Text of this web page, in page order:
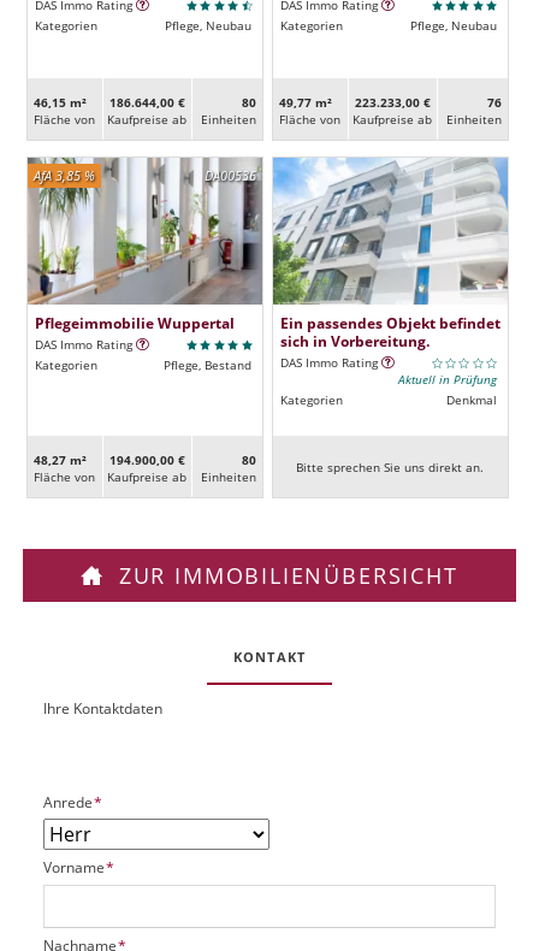
DAS Immo Rating
Kategorien
Pflege, Neubau
46,15 m²
Fläche von
186.644,00 €
Kaufpreise ab
80
Ein­heiten
DAS Immo Rating
Kategorien
Pflege, Neubau
49,77 m²
Fläche von
223.233,00 €
Kaufpreise ab
76
Ein­heiten
DA00536
AfA 3,85 %
Pflegeimmobilie Wuppertal
DAS Immo Rating
Kategorien
Pflege, Bestand
48,27 m²
Fläche von
194.900,00 €
Kaufpreise ab
80
Ein­heiten
Ein passendes Objekt befindet
sich in Vorbereitung.
DAS Immo Rating
Aktuell in Prüfung
Kategorien
Denkmal
Bitte sprechen Sie uns direkt an.
ZUR IMMOBILIENÜBERSICHT
KONTAKT
O
k
P
t
UIhre Kontaktdaten
P
f
l
i
c
t
Anrede*
P
f
i
Vorname*
P
Nachname*